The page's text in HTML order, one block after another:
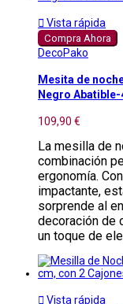
 Vista rápida
Compra Ahora
DecoPako
Mesita de
Negro
109,90 €
La mesilla de
combinación
ergonomía.
impactante,
sorprende al
decoración de
un toque de
 Vista rápida